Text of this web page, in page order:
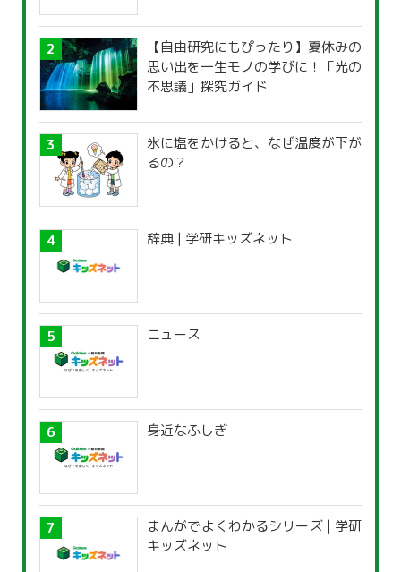
【自由研究にもぴったり】夏休みの
思い出を一生モノの学びに！「光の
不思議」探究ガイド
氷に塩をかけると、なぜ温度が下が
るの？
辞典 | 学研キッズネット
ニュース
身近なふしぎ
まんがでよくわかるシリーズ | 学研
キッズネット